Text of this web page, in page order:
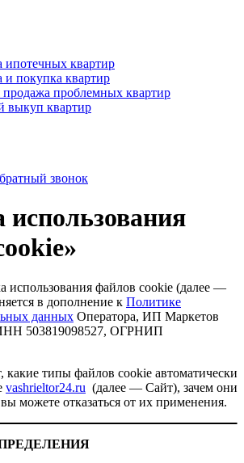
ипотечных квартир
покупка квартир
продажа проблемных квартир
выкуп квартир
звонок
использования файлов cookie (далее —
в дополнение к Политике
данных Оператора, ИП Маркетов
503819098527, ОГРНИП
какие типы файлов cookie автоматически
vashrieltor24.ru (далее — Сайт), зачем они
можете отказаться от их применения.